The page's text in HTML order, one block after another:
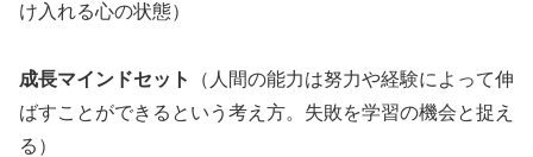
け入れる心の状態）
成長マインドセット
（人間の能力は努力や経験によって伸
ばすことができるという考え方。失敗を学習の機会と捉え
る）